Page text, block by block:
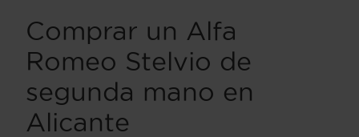
Comprar un Alfa
Romeo Stelvio de
segunda mano en
Alicante